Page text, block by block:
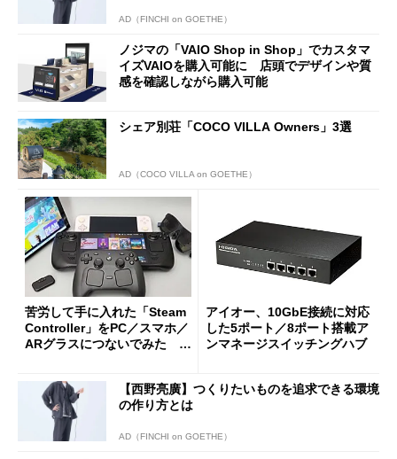
AD（FINCHI on GOETHE）
ノジマの「VAIO Shop in Shop」でカスタマ
イズVAIOを購入可能に 店頭でデザインや質
感を確認しながら購入可能
シェア別荘「COCO VILLA Owners」3選
AD（COCO VILLA on GOETHE）
苦労して手に入れた「Steam
Controller」をPC／スマホ／
ARグラスにつないでみた ゲ
アイオー、10GbE接続に対応
した5ポート／8ポート搭載ア
ンマネージスイッチングハブ
【西野亮廣】つくりたいものを追求できる環境
の作り方とは
AD（FINCHI on GOETHE）